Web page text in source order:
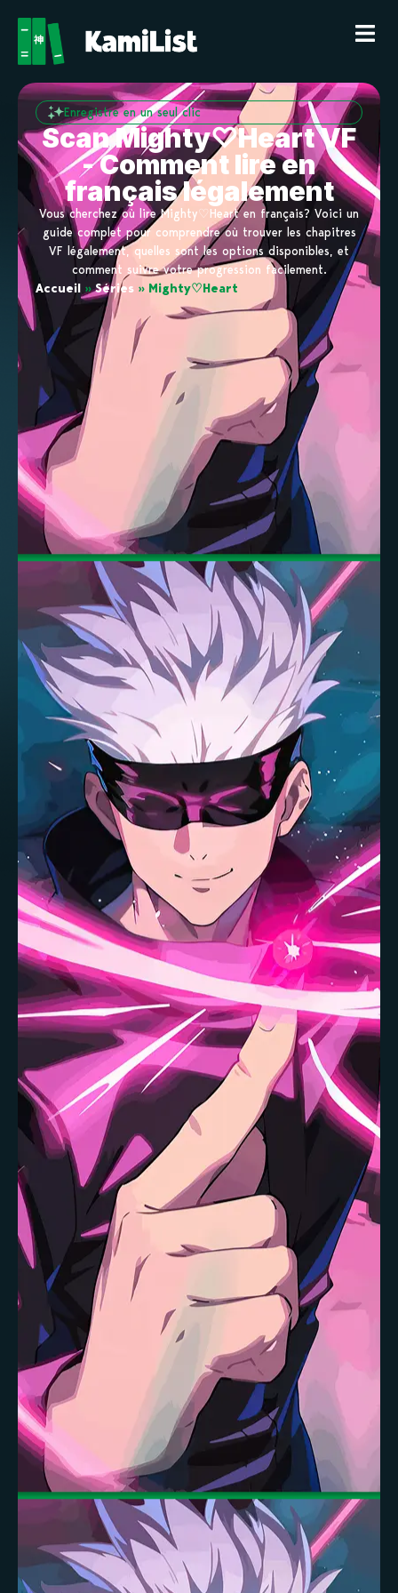
Enregistre en un seul clic
Scan Mighty♡Heart VF
- Comment lire en
français légalement
Vous cherchez où lire Mighty♡Heart en français? Voici un
guide complet pour comprendre où trouver les chapitres
VF légalement, quelles sont les options disponibles, et
comment suivre votre progression facilement.
Accueil »Séries » Mighty♡Heart